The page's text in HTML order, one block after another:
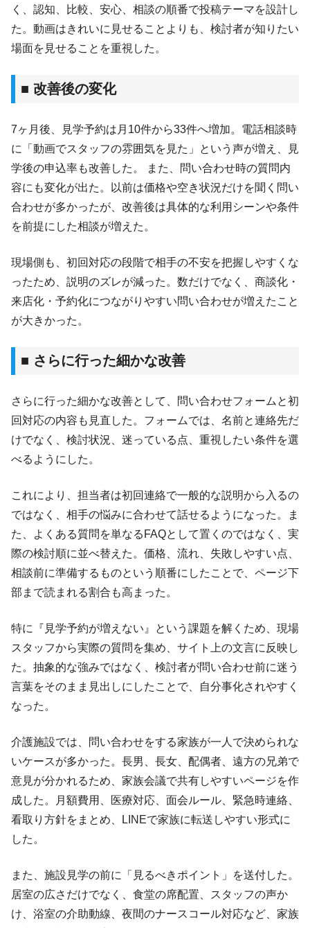
く、認知、比較、安心、相談の順番で投稿テーマを設計し
た。動画はきれいに見せることよりも、検討者が知りたい
場面を見せることを重視した。
■ 改善後の変化
7ヶ月後、見学予約は月10件から33件へ増加。電話相談時
に「動画でスタッフの雰囲気を見た」という声が増え、見
学後の申込率も改善した。 また、問い合わせ時の質問内
容にも変化が出た。以前は価格や空き状況だけを聞く問い
合わせが多かったが、改善後は具体的な利用シーンや条件
を前提にした相談が増えた。
現場側も、初回対応の段階で相手の不安を把握しやすくな
ったため、説明のズレが減った。数だけでなく、商談化・
来店化・予約化につながりやすい問い合わせが増えたこと
が大きかった。
■ さらに行った細かな改善
さらに行った細かな改善として、問い合わせフォームと初
回対応の内容も見直した。フォームでは、名前と連絡先だ
けでなく、検討状況、迷っている点、重視したい条件を選
べるようにした。
これにより、担当者は初回連絡で一般的な説明から入るの
ではなく、相手の悩みに合わせて話せるようになった。ま
た、よくある質問を単なるFAQとして置くのではなく、実
際の検討順に並べ替えた。価格、流れ、失敗しやすい点、
相談前に準備するものという順番にしたことで、ページ下
部まで読まれる割合も高まった。
特に『見学予約が増えない』という課題を解くため、現場
スタッフから実際の質問を集め、サイト上の文言に反映し
た。抽象的な強みではなく、検討者が問い合わせ前に迷う
言葉をそのまま見出しにしたことで、自分事化されやすく
なった。
介護施設では、問い合わせをする家族が一人で決められな
いケースが多かった。長男、長女、配偶者、遠方の兄弟で
意見が分かれるため、家族会議で共有しやすいページを作
成した。月額費用、医療対応、面会ルール、緊急時連絡、
看取り方針をまとめ、LINEで家族に転送しやすい形式に
した。
また、施設見学の前に「見るべきポイント」を送付した。
居室の広さだけでなく、食堂の席配置、スタッフの声か
け、浴室の介助動線、夜間のナースコール対応など、家族